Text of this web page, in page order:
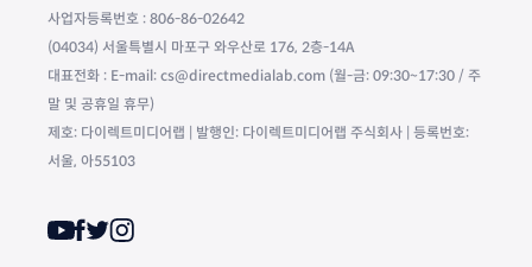
사업자등록번호 : 806-86-02642
(04034) 서울특별시 마포구 와우산로 176, 2층-14A
대표전화 : E-mail: cs@directmedialab.com (월-금: 09:30~17:30 / 주
말 및 공휴일 휴무)
제호: 다이렉트미디어랩 | 발행인: 다이렉트미디어랩 주식회사 | 등록번호:
서울, 아55103